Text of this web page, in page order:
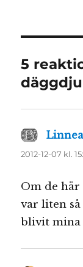
5
Linnea
2012-12-07 kl.
Om de
var liten så
blivit